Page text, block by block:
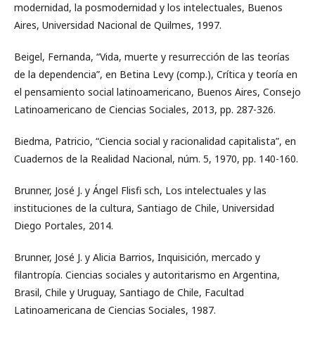
modernidad, la posmodernidad y los intelectuales, Buenos
Aires, Universidad Nacional de Quilmes, 1997.
Beigel, Fernanda, “Vida, muerte y resurrección de las teorías
de la dependencia”, en Betina Levy (comp.), Crítica y teoría en
el pensamiento social latinoamericano, Buenos Aires, Consejo
Latinoamericano de Ciencias Sociales, 2013, pp. 287-326.
Biedma, Patricio, “Ciencia social y racionalidad capitalista”, en
Cuadernos de la Realidad Nacional, núm. 5, 1970, pp. 140-160.
Brunner, José J. y Ángel Flisfi sch, Los intelectuales y las
instituciones de la cultura, Santiago de Chile, Universidad
Diego Portales, 2014.
Brunner, José J. y Alicia Barrios, Inquisición, mercado y
filantropía. Ciencias sociales y autoritarismo en Argentina,
Brasil, Chile y Uruguay, Santiago de Chile, Facultad
Latinoamericana de Ciencias Sociales, 1987.